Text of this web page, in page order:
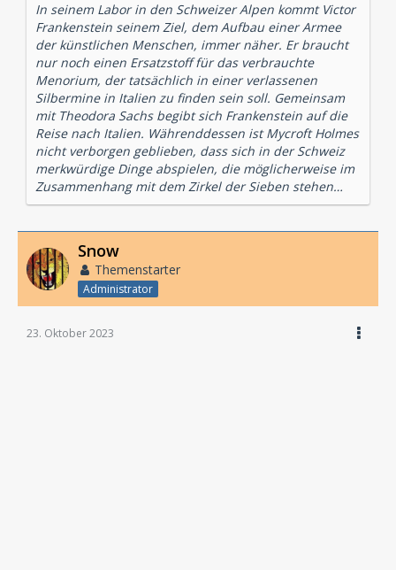
In seinem Labor in den Schweizer Alpen kommt Victor
Frankenstein seinem Ziel, dem Aufbau einer Armee
der künstlichen Menschen, immer näher. Er braucht
nur noch einen Ersatzstoff für das verbrauchte
Menorium, der tatsächlich in einer verlassenen
Silbermine in Italien zu finden sein soll. Gemeinsam
mit Theodora Sachs begibt sich Frankenstein auf die
Reise nach Italien. Währenddessen ist Mycroft Holmes
nicht verborgen geblieben, dass sich in der Schweiz
merkwürdige Dinge abspielen, die möglicherweise im
Zusammenhang mit dem Zirkel der Sieben stehen…
Snow
Themenstarter
Administrator
23. Oktober 2023